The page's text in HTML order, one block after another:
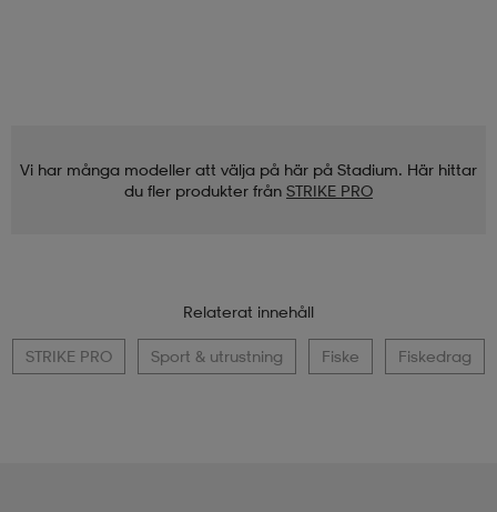
Vi har många modeller att välja på här på Stadium. Här hittar
du fler produkter från STRIKE PRO
Relaterat innehåll
STRIKE PRO Sport & utrustning Fiske Fiskedrag